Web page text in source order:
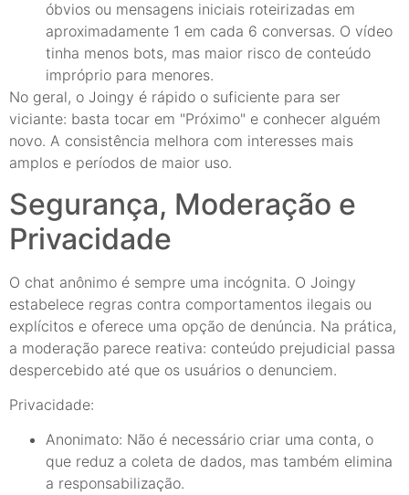
óbvios ou mensagens iniciais roteirizadas em
aproximadamente 1 em cada 6 conversas. O vídeo
tinha menos bots, mas maior risco de conteúdo
impróprio para menores.
No geral, o Joingy é rápido o suficiente para ser
viciante: basta tocar em "Próximo" e conhecer alguém
novo. A consistência melhora com interesses mais
amplos e períodos de maior uso.
Segurança, Moderação e
Privacidade
O chat anônimo é sempre uma incógnita. O Joingy
estabelece regras contra comportamentos ilegais ou
explícitos e oferece uma opção de denúncia. Na prática,
a moderação parece reativa: conteúdo prejudicial passa
despercebido até que os usuários o denunciem.
Privacidade:
Anonimato: Não é necessário criar uma conta, o
que reduz a coleta de dados, mas também elimina
a responsabilização.